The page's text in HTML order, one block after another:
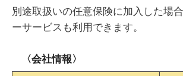
別途取扱いの任意保険に加入した場
ーサービスも利用できます。
〈会社情報〉